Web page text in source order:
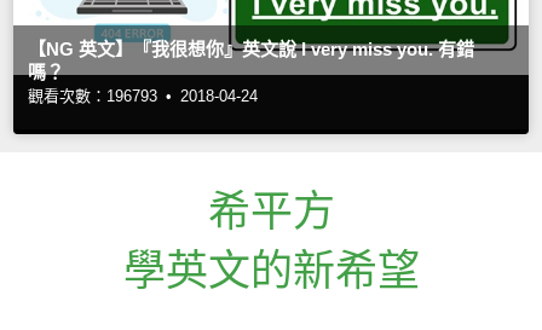
【NG 英文】『我很想你』英文說 I very miss you. 有錯
嗎？
觀看次數：196793 • 2018-04-24
希平方
學英文的新希望